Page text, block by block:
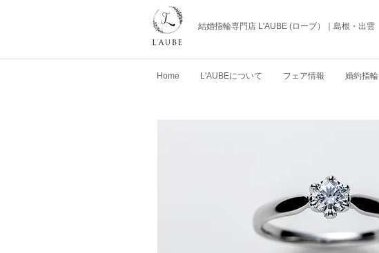
結婚指輪専門店 L'AUBE (ローブ）｜島根・出雲
Home L'AUBEについて フェア情報 婚約指輪